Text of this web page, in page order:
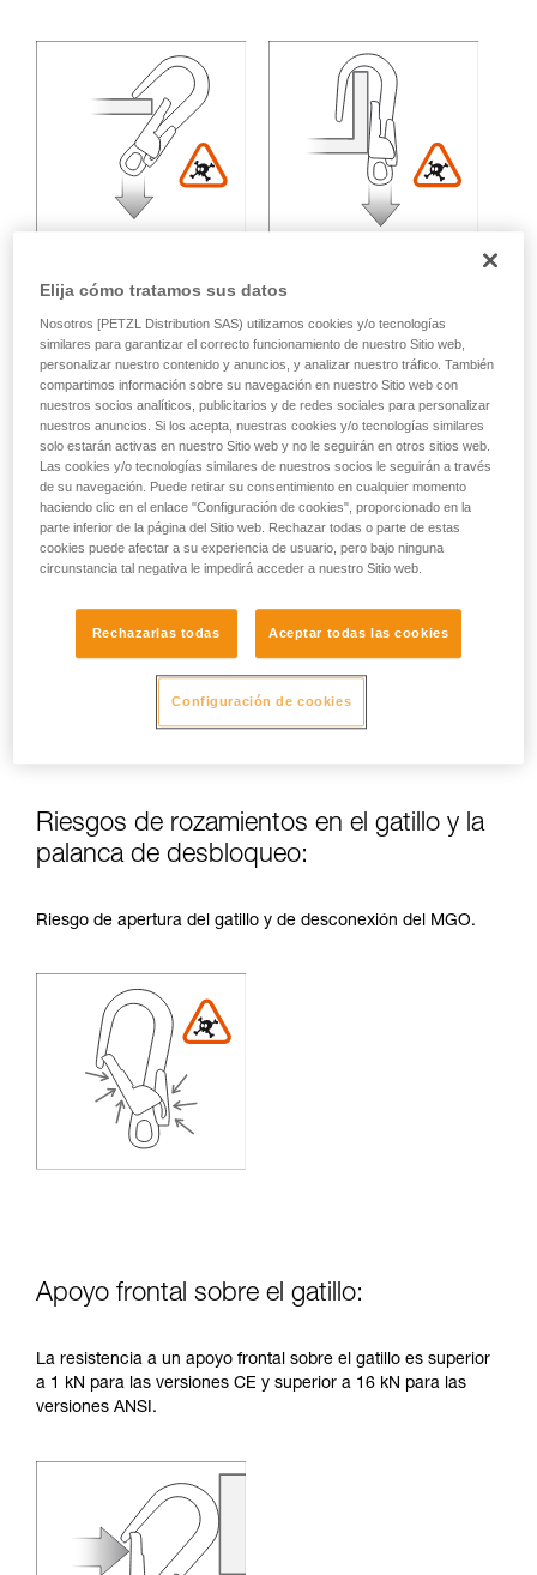
Carga multidireccional:
Pérdida de resistencia variable en función del ángulo entre
los ejes de esfuerzo.
Riesgos de rozamientos en el gatillo y la
palanca de desbloqueo:
Riesgo de apertura del gatillo y de desconexión del MGO.
Apoyo frontal sobre el gatillo:
La resistencia a un apoyo frontal sobre el gatillo es superior
a 1 kN para las versiones CE y superior a 16 kN para las
versiones ANSI.
Elija cómo tratamos sus datos
Nosotros [PETZL Distribution SAS) utilizamos cookies y/o tecnologías
similares para garantizar el correcto funcionamiento de nuestro Sitio web,
personalizar nuestro contenido y anuncios, y analizar nuestro tráfico. También
compartimos información sobre su navegación en nuestro Sitio web con
nuestros socios analíticos, publicitarios y de redes sociales para personalizar
nuestros anuncios. Si los acepta, nuestras cookies y/o tecnologías similares
solo estarán activas en nuestro Sitio web y no le seguirán en otros sitios web.
Las cookies y/o tecnologías similares de nuestros socios le seguirán a través
de su navegación. Puede retirar su consentimiento en cualquier momento
haciendo clic en el enlace "Configuración de cookies", proporcionado en la
parte inferior de la página del Sitio web. Rechazar todas o parte de estas
cookies puede afectar a su experiencia de usuario, pero bajo ninguna
circunstancia tal negativa le impedirá acceder a nuestro Sitio web.
Rechazarlas todas Aceptar todas las cookies
Configuración de cookies